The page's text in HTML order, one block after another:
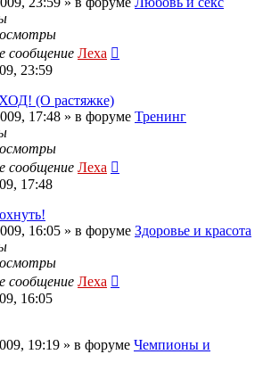
сообщение Леха
23:59
(О растяжке)
17:48 » в форуме Тренинг
сообщение Леха
17:48
16:05 » в форуме Здоровье и красота
сообщение Леха
16:05
19:19 » в форуме Чемпионы и